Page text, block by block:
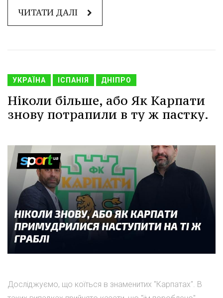
ЧИТАТИ ДАЛІ
УКРАЇНА ІСПАНІЯ ДНІПРО
Ніколи більше, або Як Карпати
знову потрапили в ту ж пастку.
Досліджуємо, що коїться в знаменитих "Карпатах". В